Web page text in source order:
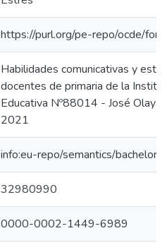
https://purl.org/pe-repo/ocde/
Habilidades comunicativas y
docentes de primaria de la
Educativa Nº88014 - José Olaya
2021
info:eu-repo/semantics/
32980990
0000-0002-1449-6989